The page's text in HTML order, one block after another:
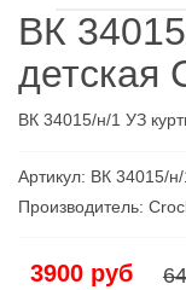
ВК
детcкая
ВК 34015/н/1 УЗ
Артикул: ВК 34015/
Производитель:
3900 руб